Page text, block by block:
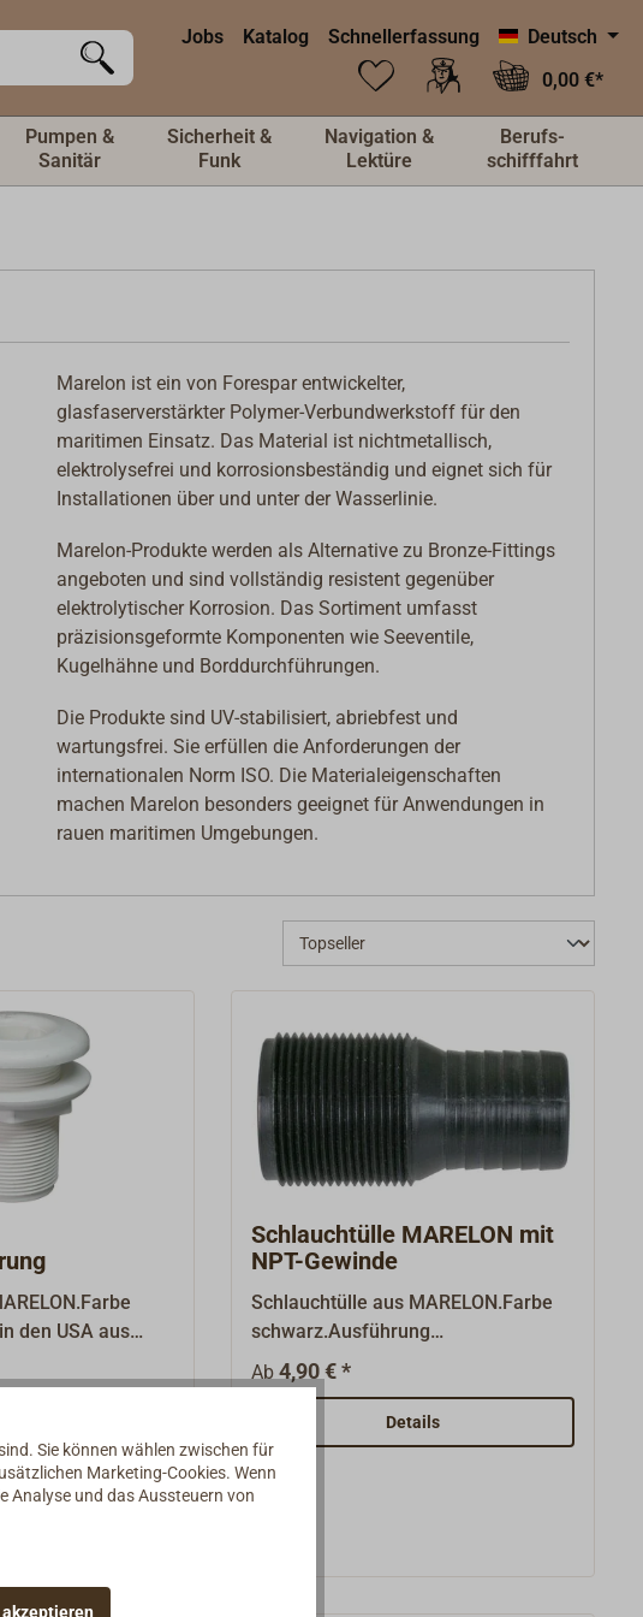
Jobs Katalog Schnellerfassung
Deutsch
0,00 €*
Pumpen &
Sanitär
Sicherheit &
Funk
Navigation &
Lektüre
Berufs-
schifffahrt
Marelon ist ein von Forespar entwickelter,
glasfaserverstärkter Polymer-Verbundwerkstoff für den
maritimen Einsatz. Das Material ist nichtmetallisch,
elektrolysefrei und korrosionsbeständig und eignet sich für
Installationen über und unter der Wasserlinie.
Marelon-Produkte werden als Alternative zu Bronze-Fittings
angeboten und sind vollständig resistent gegenüber
elektrolytischer Korrosion. Das Sortiment umfasst
präzisionsgeformte Komponenten wie Seeventile,
Kugelhähne und Borddurchführungen.
Die Produkte sind UV-stabilisiert, abriebfest und
wartungsfrei. Sie erfüllen die Anforderungen der
internationalen Norm ISO. Die Materialeigenschaften
machen Marelon besonders geeignet für Anwendungen in
rauen maritimen Umgebungen.
den USA aus
MARELON ist
und damit
für
durch U.L. und
Schlauchtülle MARELON mit
NPT-Gewinde
Schlauchtülle aus MARELON.Farbe
schwarz.Ausführung
gerade.Amerikanisches NPT -
Gewinde, nicht mit Standard BSP-
Gewinde kompatibel. *** Armaturen
aus MARELON ***: Hergestellt in den
USA aus hochfestem,
glasfaserverstärktem
Ab4,90 € *
Details
Sie können wählen zwischen für
Marketing-Cookies. Wenn
Analyse und das Aussteuern von